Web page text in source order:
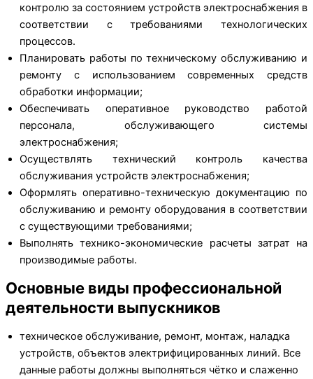
контролю за состоянием устройств электроснабжения в
соответствии с требованиями технологических
процессов.
Планировать работы по техническому обслуживанию и
ремонту с использованием современных средств
обработки информации;
Обеспечивать оперативное руководство работой
персонала, обслуживающего системы
электроснабжения;
Осуществлять технический контроль качества
обслуживания устройств электроснабжения;
Оформлять оперативно-техническую документацию по
обслуживанию и ремонту оборудования в соответствии
с существующими требованиями;
Выполнять технико-экономические расчеты затрат на
производимые работы.
Основные виды профессиональной
деятельности выпускников
техническое обслуживание, ремонт, монтаж, наладка
устройств, объектов электрифицированных линий. Все
данные работы должны выполняться чётко и слаженно